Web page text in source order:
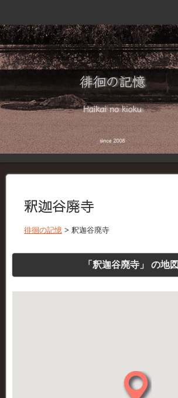
釈迦谷廃寺
徘徊の記憶 > 釈迦谷廃寺
「釈迦谷廃寺」 の地図